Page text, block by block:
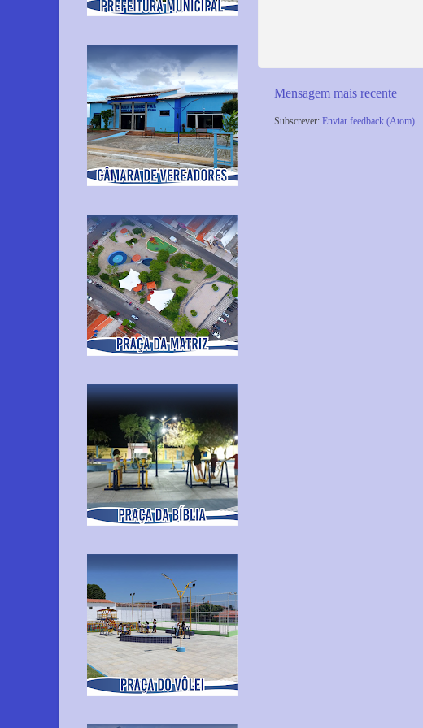
Mensagem mais recente
Subscrever: Enviar feedback (Atom)